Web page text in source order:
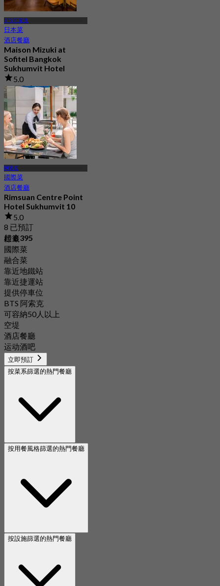
BTS 阿索克
日本菜
酒店餐廳
Maison Mizuki at
Sofitel Bangkok
Sukhumvit Hotel
5.0
69 已預訂
起
฿ 1,500
阿索克
國際菜
酒店餐廳
Rimsuan Centre Point
Hotel Sukhumvit 10
5.0
8 已預訂
起฿ 395
標籤
國際菜
融合菜
靠近地鐵站
靠近捷運站
提供停車位
BTS 阿索克
可容納50人以上
空堤
酒店餐廳
运动酒吧
立即預訂
按菜系篩選的熱門餐廳
按用餐風格篩選的熱門餐廳
按設施篩選的熱門餐廳